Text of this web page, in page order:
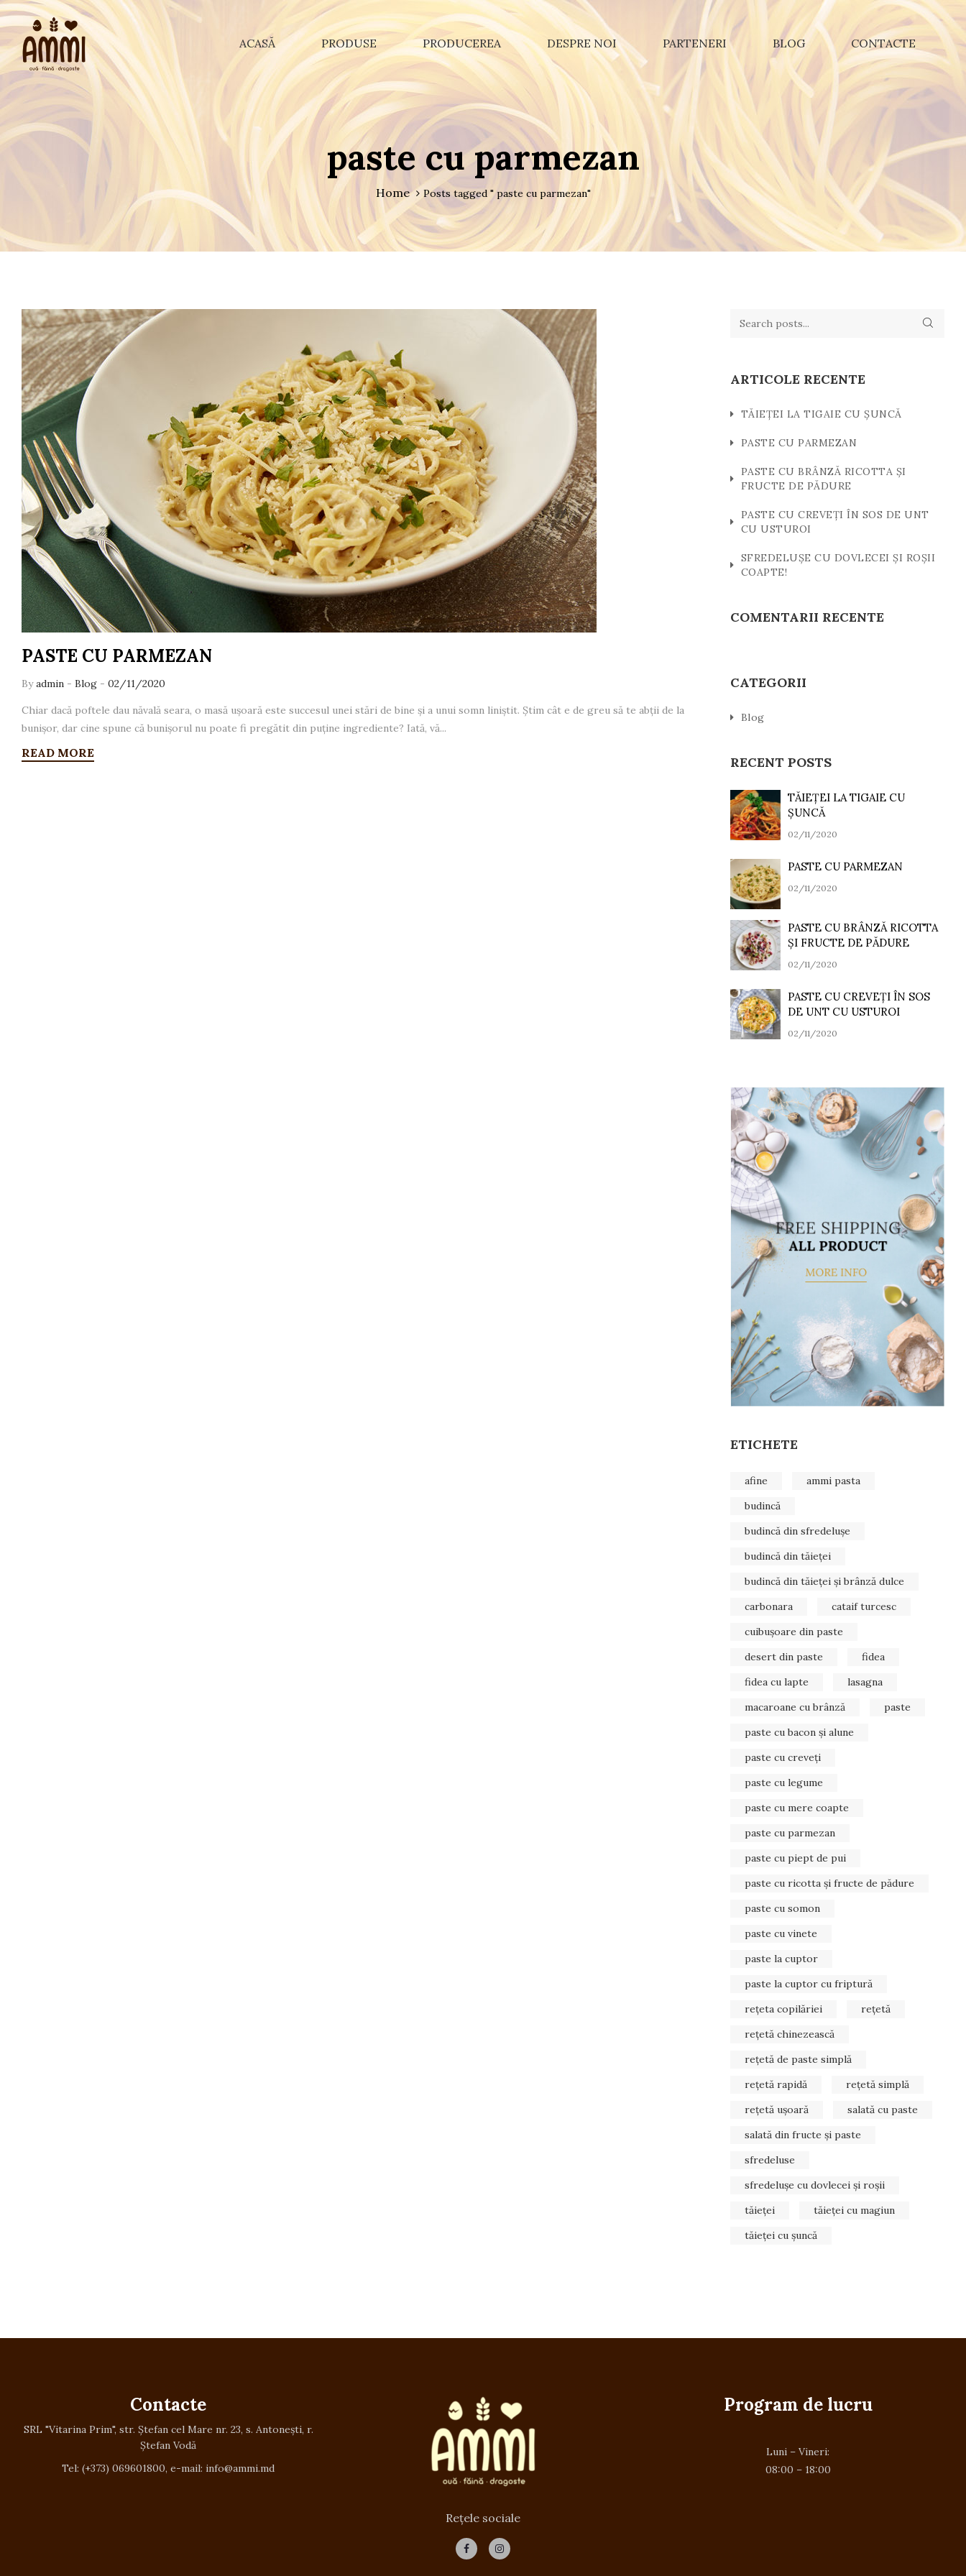
ACASĂ PRODUSE PRODUCEREA DESPRE NOI PARTENERI BLOG CONTACTE
paste cu parmezan
Home Posts tagged " paste cu parmezan"
PASTE CU PARMEZAN
Byadmin - Blog - 02/11/2020
Chiar dacă poftele dau năvală seara, o masă ușoară este succesul unei stări de bine și a unui somn liniștit. Știm cât e de greu să te abții de la
bunișor, dar cine spune că bunișorul nu poate fi pregătit din puține ingrediente? Iată, vă...
READ MORE
ARTICOLE RECENTE
TĂIEȚEI LA TIGAIE CU ȘUNCĂ
PASTE CU PARMEZAN
PASTE CU BRÂNZĂ RICOTTA ȘI
FRUCTE DE PĂDURE
PASTE CU CREVEȚI ÎN SOS DE UNT
CU USTUROI
SFREDELUȘE CU DOVLECEI ȘI ROȘII
COAPTE!
COMENTARII RECENTE
CATEGORII
Blog
RECENT POSTS
TĂIEȚEI LA TIGAIE CU
ȘUNCĂ
02/11/2020
PASTE CU PARMEZAN
02/11/2020
PASTE CU BRÂNZĂ RICOTTA
ȘI FRUCTE DE PĂDURE
02/11/2020
PASTE CU CREVEȚI ÎN SOS
DE UNT CU USTUROI
02/11/2020
ETICHETE
afine
ammi pasta
budincă
budincă din sfredelușe
budincă din tăieței
budincă din tăieței și brânză dulce
carbonara
cataif turcesc
cuibușoare din paste
desert din paste
fidea
fidea cu lapte
lasagna
macaroane cu brânză
paste
paste cu bacon și alune
paste cu creveți
paste cu legume
paste cu mere coapte
paste cu parmezan
paste cu piept de pui
paste cu ricotta și fructe de pădure
paste cu somon
paste cu vinete
paste la cuptor
paste la cuptor cu friptură
rețeta copilăriei
rețetă
rețetă chinezească
rețetă de paste simplă
rețetă rapidă
rețetă simplă
rețetă ușoară
salată cu paste
salată din fructe și paste
sfredeluse
sfredelușe cu dovlecei și roșii
tăieței
tăieței cu magiun
tăieței cu șuncă
Contacte
SRL "Vitarina Prim", str. Ștefan cel Mare nr. 23, s. Antonești, r.
Ștefan Vodă
Tel: (+373) 069601800, e-mail: info@ammi.md
Rețele sociale
Program de lucru
Luni – Vineri:
08:00 – 18:00